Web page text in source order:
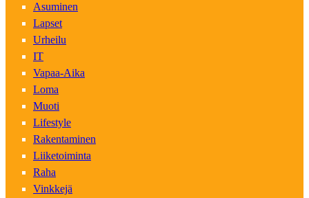
Asuminen
Lapset
Urheilu
IT
Vapaa-Aika
Loma
Muoti
Lifestyle
Rakentaminen
Liiketoiminta
Raha
Vinkkejä